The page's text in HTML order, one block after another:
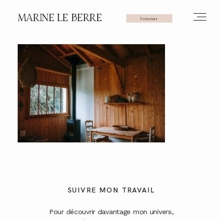
MARINE LE BERRE Formulaire
SUIVRE MON TRAVAIL
Pour découvrir davantage mon univers,
HOME
PHOTOS
VIDÉOS
SERVICES